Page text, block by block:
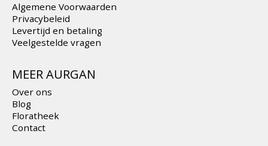
Algemene Voorwaarden
Privacybeleid
Levertijd en betaling
Veelgestelde vragen
MEER AURGAN
Over ons
Blog
Floratheek
Contact